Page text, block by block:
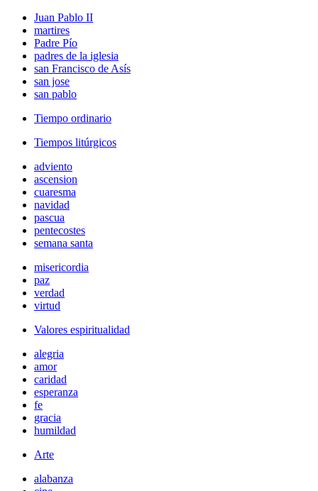
Juan Pablo II
martires
Padre Pío
padres de la iglesia
san Francisco de Asís
san jose
san pablo
Tiempo ordinario
Tiempos litúrgicos
adviento
ascension
cuaresma
navidad
pascua
pentecostes
semana santa
misericordia
paz
verdad
virtud
Valores espiritualidad
alegria
amor
caridad
esperanza
fe
gracia
humildad
Arte
alabanza